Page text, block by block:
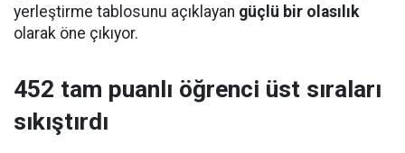
yerleştirme tablosunu açıklayan güçlü bir olasılık
olarak öne çıkıyor.
452 tam puanlı öğrenci üst sıraları
sıkıştırdı